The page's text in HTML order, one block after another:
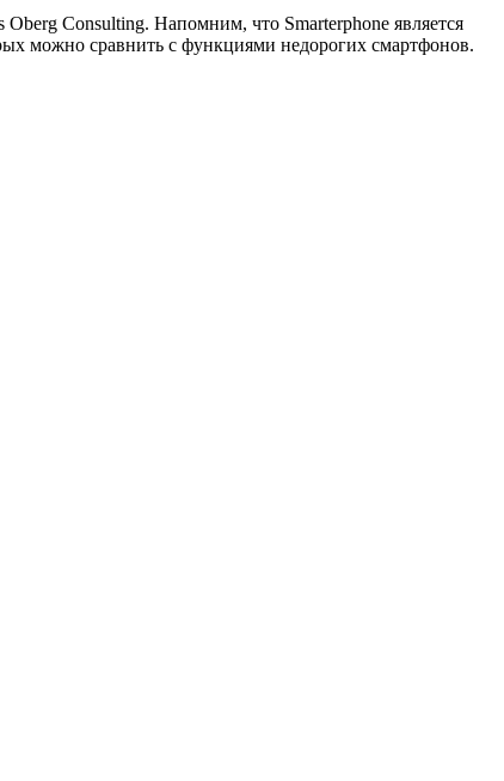
Consulting. Напомним, что Smarterphone является
можно сравнить с функциями недорогих смартфонов.